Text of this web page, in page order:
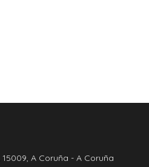
A Coruña - A Coruña